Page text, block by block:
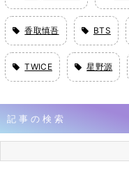
香取慎吾 BTS
TWICE 星野源
記事の検索